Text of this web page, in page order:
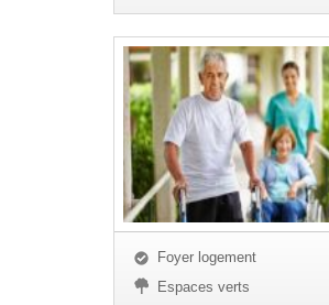
Foyer logement
Espaces verts